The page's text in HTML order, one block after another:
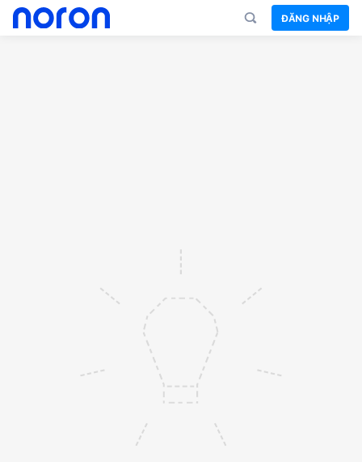
ĐĂNG NHẬP